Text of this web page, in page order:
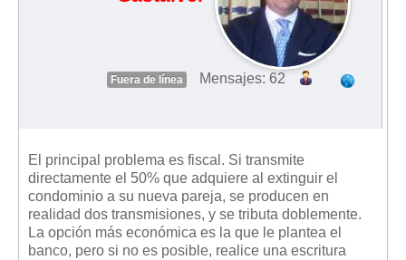
Fuera de línea Mensajes: 62
El principal problema es fiscal. Si transmite
directamente el 50% que adquiere al extinguir el
condominio a su nueva pareja, se producen en
realidad dos transmisiones, y se tributa doblemente.
La opción más económica es la que le plantea el
banco, pero si no es posible, realice una escritura